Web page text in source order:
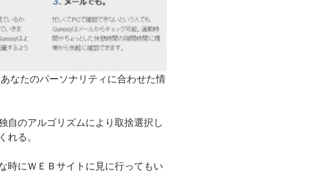
なたのパーソナリティに合わせた情
自のアルゴリズムにより取捨選択し
れる。
時にＷＥＢサイトに見に行ってもい